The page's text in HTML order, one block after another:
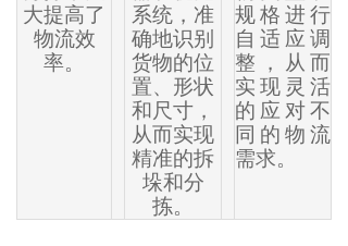
大提高了
物流效
率。
系统，准
确地识别
货物的位
置、形状
和尺寸，
从而实现
精准的拆
垛和分
拣。
规格进行
自适应调
整，从而
实现灵活
的应对不
同的物流
需求。